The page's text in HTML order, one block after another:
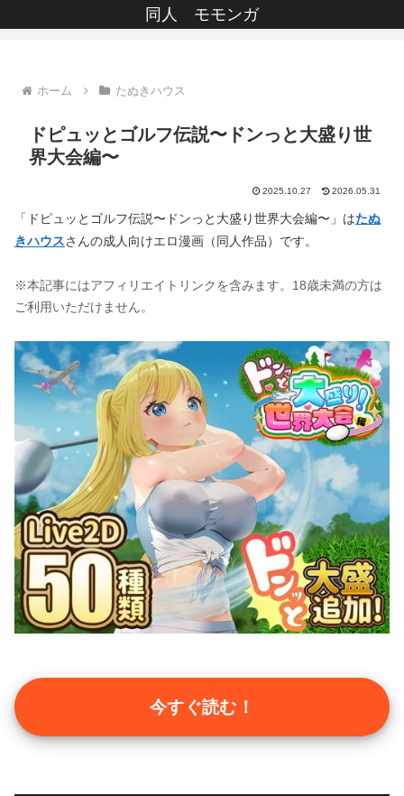
同人 モモンガ
ホーム たぬきハウス
ドピュッとゴルフ伝説〜ドンっと大盛り世
界大会編〜
2025.10.27 2026.05.31
「ドピュッとゴルフ伝説〜ドンっと大盛り世界大会編〜」はたぬ
きハウスさんの成人向けエロ漫画（同人作品）です。
※本記事にはアフィリエイトリンクを含みます。18歳未満の方は
ご利用いただけません。
今すぐ読む！